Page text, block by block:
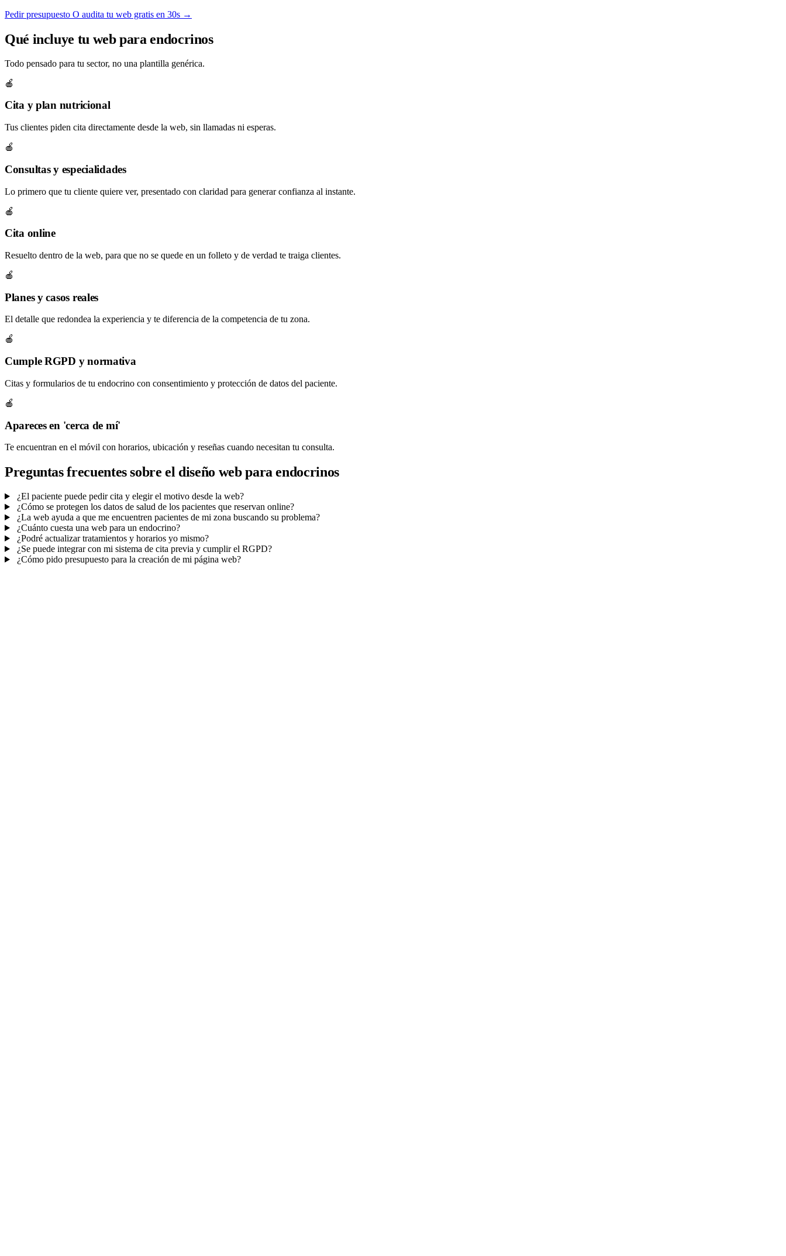
Pedir presupuesto O audita tu web gratis en 30s →
Qué incluye tu web para endocrinos
Todo pensado para tu sector, no una plantilla genérica.
🍎
Cita y plan nutricional
Tus clientes piden cita directamente desde la web, sin llamadas ni esperas.
🍎
Consultas y especialidades
Lo primero que tu cliente quiere ver, presentado con claridad para generar confianza al instante.
🍎
Cita online
Resuelto dentro de la web, para que no se quede en un folleto y de verdad te traiga clientes.
🍎
Planes y casos reales
El detalle que redondea la experiencia y te diferencia de la competencia de tu zona.
🍎
Cumple RGPD y normativa
Citas y formularios de tu endocrino con consentimiento y protección de datos del paciente.
🍎
Apareces en 'cerca de mí'
Te encuentran en el móvil con horarios, ubicación y reseñas cuando necesitan tu consulta.
Preguntas frecuentes sobre el diseño web para endocrinos
¿El paciente puede pedir cita y elegir el motivo desde la web?
¿Cómo se protegen los datos de salud de los pacientes que reservan online?
¿La web ayuda a que me encuentren pacientes de mi zona buscando su problema?
¿Cuánto cuesta una web para un endocrino?
¿Podré actualizar tratamientos y horarios yo mismo?
¿Se puede integrar con mi sistema de cita previa y cumplir el RGPD?
¿Cómo pido presupuesto para la creación de mi página web?